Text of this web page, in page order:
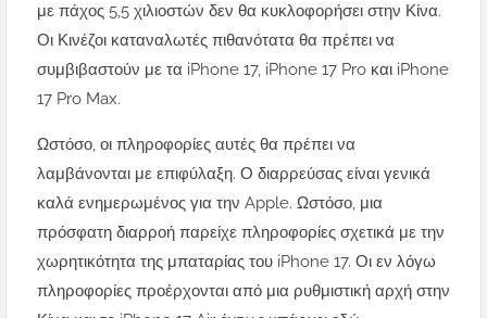
με πάχος 5,5 χιλιοστών δεν θα κυκλοφορήσει στην Κίνα.
Οι Κινέζοι καταναλωτές πιθανότατα θα πρέπει να
συμβιβαστούν με τα iPhone 17, iPhone 17 Pro και iPhone
17 Pro Max.
Ωστόσο, οι πληροφορίες αυτές θα πρέπει να
λαμβάνονται με επιφύλαξη. Ο διαρρεύσας είναι γενικά
καλά ενημερωμένος για την Apple. Ωστόσο, μια
πρόσφατη διαρροή παρείχε πληροφορίες σχετικά με την
χωρητικότητα της μπαταρίας του iPhone 17. Οι εν λόγω
πληροφορίες προέρχονται από μια ρυθμιστική αρχή στην